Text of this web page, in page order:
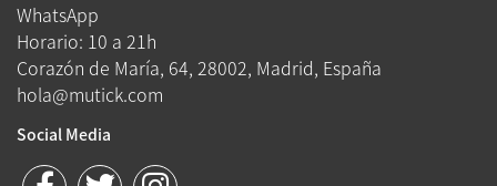
WhatsApp
Horario: 10 a 21h
Corazón de María, 64, 28002, Madrid, España
hola@mutick.com
Social Media